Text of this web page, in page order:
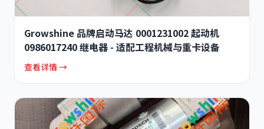
Growshine 品牌启动马达 0001231002 起动机
0986017240 继电器 - 适配工程机械与重卡设备
查看详情 →